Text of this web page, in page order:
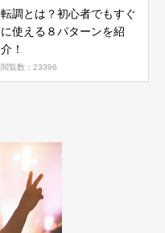
転調とは？初心者でもすぐ
に使える８パターンを紹
介！
閲覧数：23396